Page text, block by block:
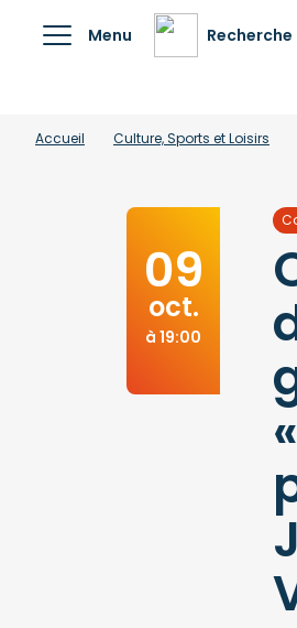
Menu Recherche
Accueil Culture, Sports et Loisirs
09
oct.
à 19:00